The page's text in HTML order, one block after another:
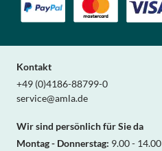
Kontakt
+49 (0)4186-88799-0
service@amla.de
Wir sind persönlich für Sie da
Montag - Donnerstag: 9.00 - 14.00